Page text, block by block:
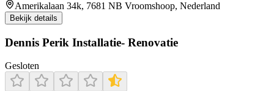
Amerikalaan 34k, 7681 NB Vroomshoop, Nederland
Bekijk details
Dennis Perik Installatie- Renovatie
Gesloten